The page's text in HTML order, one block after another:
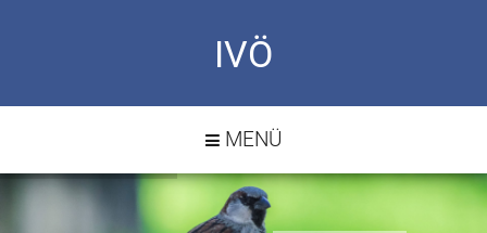
IVÖ
MENÜ